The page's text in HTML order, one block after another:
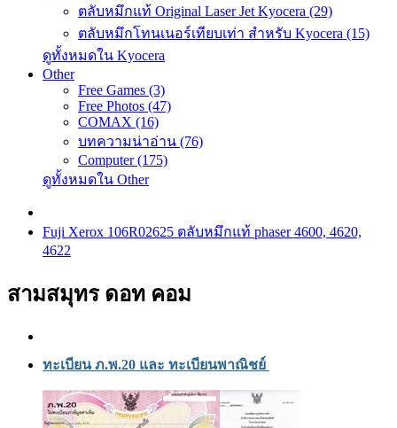
ตลับหมึกแท้ Original Laser Jet Kyocera (29)
ตลับหมึกโทนเนอร์เทียบเท่า สำหรับ Kyocera (15)
ดูทั้งหมดใน Kyocera
Other
Free Games (3)
Free Photos (47)
COMAX (16)
บทความน่าอ่าน (76)
Computer (175)
ดูทั้งหมดใน Other
Fuji Xerox 106R02625 ตลับหมึกแท้ phaser 4600, 4620,
4622
สามสมุทร ดอท คอม
ทะเบียน ภ.พ.20 และ ทะเบียนพาณิชย์